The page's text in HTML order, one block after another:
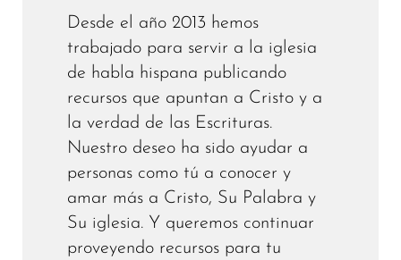
Desde el año 2013 hemos
trabajado para servir a la iglesia
de habla hispana publicando
recursos que apuntan a Cristo y a
la verdad de las Escrituras.
Nuestro deseo ha sido ayudar a
personas como tú a conocer y
amar más a Cristo, Su Palabra y
Su iglesia. Y queremos continuar
proveyendo recursos para tu